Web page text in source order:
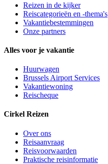
Reizen in de kijker
Reiscategorieën en -thema's
Vakantiebestemmingen
Onze partners
Alles voor je vakantie
Huurwagen
Brussels Airport Services
Vakantiewoning
Reischeque
Cirkel Reizen
Over ons
Reisaanvraag
Reisvoorwaarden
Praktische reisinformatie